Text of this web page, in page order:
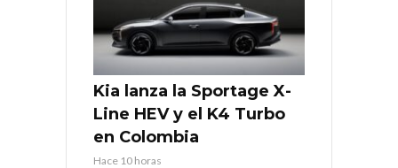
Kia lanza la Sportage X-
Line HEV y el K4 Turbo
en Colombia
Hace 10 horas